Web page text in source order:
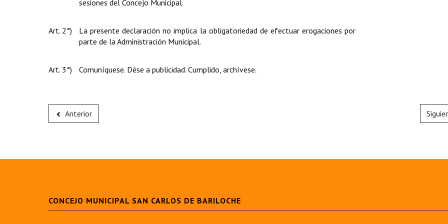
sesiones del Concejo Municipal.
Art. 2°)
La presente declaración no implica la obligatoriedad de efectuar erogaciones por
parte de la Administración Municipal.
Art. 3°) Comuníquese. Dése a publicidad. Cumplido, archívese.
Anterior
CONCEJO MUNICIPAL SAN CARLOS DE BARILOCHE